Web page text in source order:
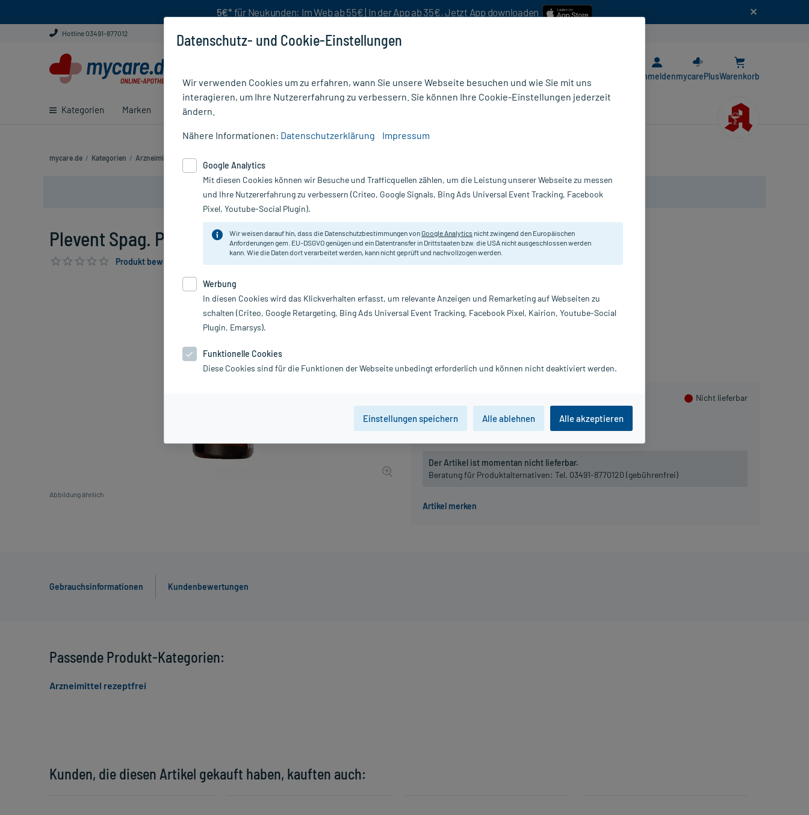
5€* für Neukunden: Im Web ab 55€ | In der App ab 35€. Jetzt App downloaden
Hotline 03491-877012
Kategorien Marken Ratgeber
AnmeldenmycarePlusWarenkorb
mycare.de / Kategorien / Arzneimittel rezeptfrei
Nur für kurze Zeit:Gratis-Versand* ab 19€ Mindestbestellwert!
Plevent Spag. Peka N Tropfen, 50 ml
Produkt bewerten & PlusHerzen sichern
Abbildung ähnlich
Grundpreis: 303,00 € / l
Nicht lieferbar
50 ml 100 ml
Der Artikel ist momentan nicht lieferbar.
Beratung für Produktalternativen: Tel. 03491-8770120 (gebührenfrei)
Homöopathisches Arzneimittel.
Darreichung:
Tropfen
Hersteller:
PEKANA Naturheilmittel GmbH
Gebrauchsinformationen Kundenbewertungen
Kunden, die diesen Artikel gekauft haben, kauften auch:
Passende Produkt-Kategorien:
Arzneimittel rezeptfrei
Datenschutz- und Cookie-Einstellungen
Wir verwenden Cookies um zu erfahren, wann Sie unsere Webseite besuchen und wie Sie mit uns
interagieren, um Ihre Nutzererfahrung zu verbessern. Sie können Ihre Cookie-Einstellungen jederzeit
ändern.
Nähere Informationen: Datenschutzerklärung Impressum
Google Analytics
Mit diesen Cookies können wir Besuche und Trafficquellen zählen, um die Leistung unserer Webseite zu messen
und Ihre Nutzererfahrung zu verbessern (Criteo, Google Signals, Bing Ads Universal Event Tracking, Facebook
Pixel, Youtube-Social Plugin).
Wir weisen darauf hin, dass die Datenschutzbestimmungen vonGoogle Analytics nicht zwingend den Europäischen
Anforderungen gem. EU-DSGVO genügen und ein Datentransfer in Drittstaaten bzw. die USA nicht ausgeschlossen werden
kann. Wie die Daten dort verarbeitet werden, kann nicht geprüft und nachvollzogen werden.
Werbung
In diesen Cookies wird das Klickverhalten erfasst, um relevante Anzeigen und Remarketing auf Webseiten zu
schalten (Criteo, Google Retargeting, Bing Ads Universal Event Tracking, Facebook Pixel, Kairion, Youtube-Social
Plugin, Emarsys).
Funktionelle Cookies
Diese Cookies sind für die Funktionen der Webseite unbedingt erforderlich und können nicht deaktiviert werden.
Einstellungen speichern Alle ablehnen Alle akzeptieren